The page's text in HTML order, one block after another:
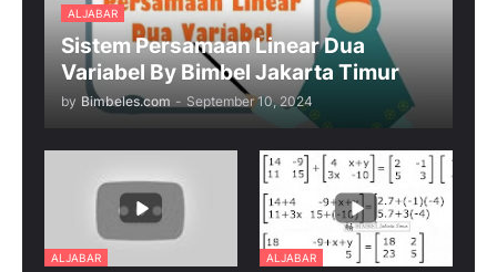
ALJABAR
Sistem Persamaan Linear Dua
Variabel By Bimbel Jakarta Timur
by Bimbeles.com - September 10, 2024
ALJABAR ALJABAR